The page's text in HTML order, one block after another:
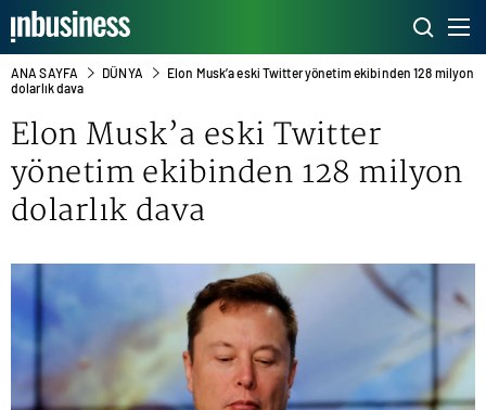
ANA SAYFA DÜNYA
Elon Musk’a eski Twitter yönetim ekibinden 128 milyon
dolarlık dava
Elon Musk’a eski Twitter
yönetim ekibinden 128 milyon
dolarlık dava